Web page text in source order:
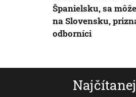
Španielsku, sa
na Slovensku,
odborníci